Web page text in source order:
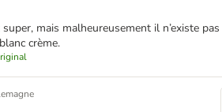
mais malheureusement il n’existe pas
crème.